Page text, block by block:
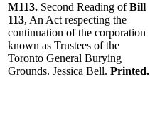
M113. Second Reading ofBill
113, An Act respecting the
continuation of the corporation
known as Trustees of the
Toronto General Burying
Grounds. Jessica Bell. Printed.